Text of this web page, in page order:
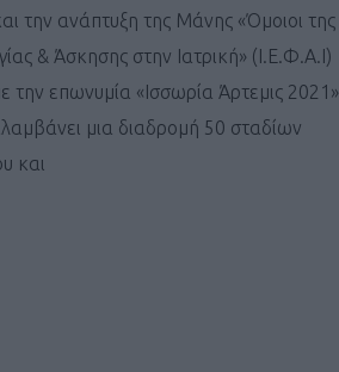
την ανάπτυξη της Μάνης «Όμοιοι της
& Άσκησης στην Ιατρική» (Ι.Ε.Φ.Α.Ι)
επωνυμία «Ισσωρία Άρτεμις 2021»
μια διαδρομή 50 σταδίων
και